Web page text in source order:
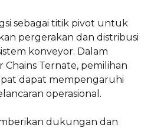
sebagai titik pivot untuk
pergerakan dan distribusi
konveyor. Dalam
Chains Ternate, pemilihan
dapat mempengaruhi
operasional.
dukungan dan